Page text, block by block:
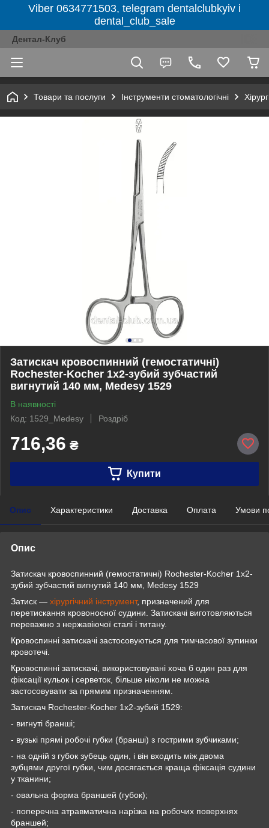
Viber 0634771503, telegram dentalclubkyiv і
dental_club_sale
Дентал-Клуб
Товари та послуги Інструменти стоматологічні
Затискач кровоспинний (гемостатичні)
Rochester-Kocher 1х2-зубий зубчастий
вигнутий 140 мм, Medesy 1529
В наявності
Код: 1529_Medesy
Роздріб
716,36 ₴
Купити
Опис Характеристики Доставка Оплата Умови
Опис
Затискач кровоспинний (гемостатичні) Rochester-Kocher 1х2-
зубий зубчастий вигнутий 140 мм, Medesy 1529
Затиск — хірургічний інструмент, призначений для
перетискання кровоносної судини. Затискачі виготовляються
переважно з нержавіючої сталі і титану.
Кровоспинні затискачі застосовуються для тимчасової зупинки
кровотечі.
Кровоспинні затискачі, використовувані хоча б один раз для
фіксації кульок і серветок, більше ніколи не можна
застосовувати за прямим призначенням.
Затискач Rochester-Kocher 1х2-зубий 1529:
- вигнуті бранші;
- вузькі прямі робочі губки (бранші) з гострими зубчиками;
- на одній з губок зубець один, і він входить між двома
зубцями другої губки, чим досягається краща фіксація судини
у тканини;
- овальна форма браншей (губок);
- поперечна атравматична нарізка на робочих поверхнях
браншей;